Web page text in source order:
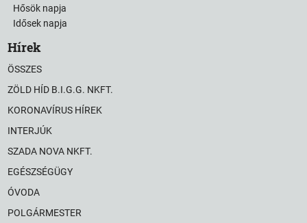
Hősök napja
Idősek napja
Hírek
ÖSSZES
ZÖLD HÍD B.I.G.G. NKFT.
KORONAVÍRUS HÍREK
INTERJÚK
SZADA NOVA NKFT.
EGÉSZSÉGÜGY
ÓVODA
POLGÁRMESTER